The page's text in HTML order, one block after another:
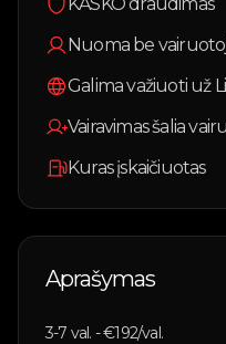
Nuoma be
Galima važiuoti už
Vairavimas šalia
Kuras įskaičiuotas
Aprašymas
3-7 val. - €192/val.